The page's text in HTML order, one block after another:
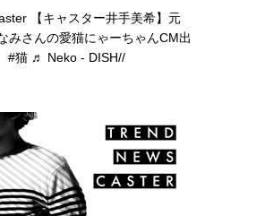
【キャスター井手美希】元
みさんの愛猫にゃーちゃんCM出
#猫 ♬ Neko - DISH//